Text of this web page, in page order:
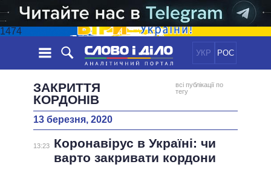
1474
УКР РОС
СТРІЧКА
ПОДІЇ
СТАТТІ
ДУМКИ
ПОЛІТИКА
ЕКОНОМІКА
СУСПІЛЬСТВО
ОБIЦЯНКИ
ПОЛIТИКИ
УСІ ПОЛІТИКИІНФОГРАФІКА
ЗАКРИТТЯ
КОРДОНІВ
всі публікації по
тегу
13 березня, 2020
13:23
Коронавірус в Україні: чи
варто закривати кордони